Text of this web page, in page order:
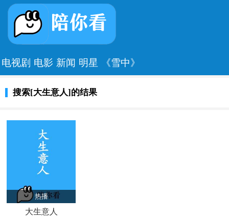
电视剧 电影 新闻 明星 《雪中》
搜索[大生意人]的结果
热播
大生意人